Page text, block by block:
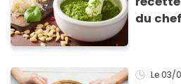
du
Le 03/